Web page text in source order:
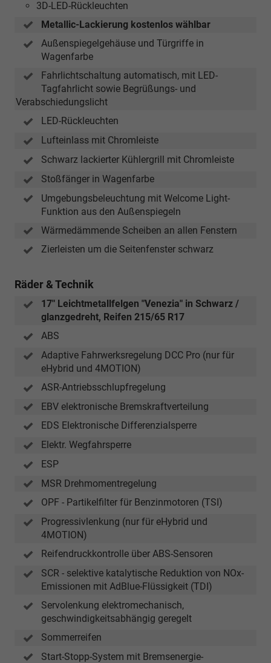
3D-LED-Rückleuchten
Metallic-Lackierung kostenlos wählbar
Außenspiegelgehäuse und Türgriffe in
Wagenfarbe
Fahrlichtschaltung automatisch, mit LED-
Tagfahrlicht sowie Begrüßungs- und
Verabschiedungslicht
LED-Rückleuchten
Lufteinlass mit Chromleiste
Schwarz lackierter Kühlergrill mit Chromleiste
Stoßfänger in Wagenfarbe
Umgebungsbeleuchtung mit Welcome Light-
Funktion aus den Außenspiegeln
Wärmedämmende Scheiben an allen Fenstern
Zierleisten um die Seitenfenster schwarz
Räder & Technik
17" Leichtmetallfelgen "Venezia" in Schwarz /
glanzgedreht, Reifen 215/65 R17
ABS
Adaptive Fahrwerksregelung DCC Pro (nur für
eHybrid und 4MOTION)
ASR-Antriebsschlupfregelung
EBV elektronische Bremskraftverteilung
EDS Elektronische Differenzialsperre
Elektr. Wegfahrsperre
ESP
MSR Drehmomentregelung
OPF - Partikelfilter für Benzinmotoren (TSI)
Progressivlenkung (nur für eHybrid und
4MOTION)
Reifendruckkontrolle über ABS-Sensoren
SCR - selektive katalytische Reduktion von NOx-
Emissionen mit AdBlue-Flüssigkeit (TDI)
Servolenkung elektromechanisch,
geschwindigkeitsabhängig geregelt
Sommerreifen
Start-Stopp-System mit Bremsenergie-